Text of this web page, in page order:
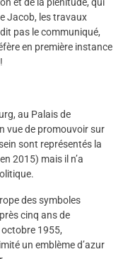
et de la plénitude, qui
Jacob, les travaux
dit pas le communiqué,
en première instance
au Palais de
vue de promouvoir sur
sont représentés la
2015) mais il n’a
des symboles
cinq ans de
1955,
un emblème d’azur